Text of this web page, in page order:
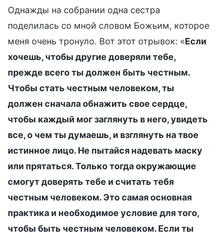
Однажды на собрании одна сестра
поделилась со мной словом Божьим, которое
меня очень тронуло. Вот этот отрывок: «Если
хочешь, чтобы другие доверяли тебе,
прежде всего ты должен быть честным.
Чтобы стать честным человеком, ты
должен сначала обнажить свое сердце,
чтобы каждый мог заглянуть в него, увидеть
все, о чем ты думаешь, и взглянуть на твое
истинное лицо. Не пытайся надевать маску
или прятаться. Только тогда окружающие
смогут доверять тебе и считать тебя
честным человеком. Это самая основная
практика и необходимое условие для того,
чтобы быть честным человеком. Если ты